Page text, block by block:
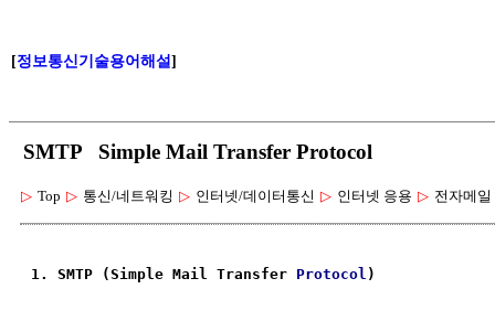
[정보통신기술용어해설]
SMTP Simple Mail Transfer Protocol
▷ Top ▷ 통신/네트워킹 ▷ 인터넷/데이터통신 ▷ 인터넷 응용 ▷ 전자메일
1. SMTP (Simple Mail Transfer Protocol )